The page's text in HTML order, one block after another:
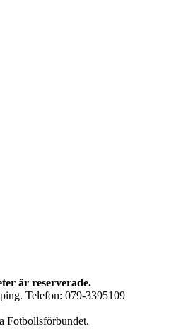
är reserverade.
Telefon: 079-3395109
Fotbollsförbundet.